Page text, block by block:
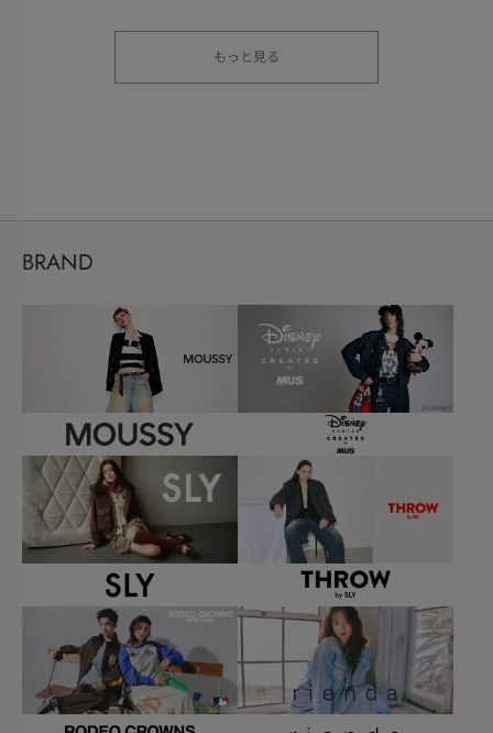
もっと見る
BRAND